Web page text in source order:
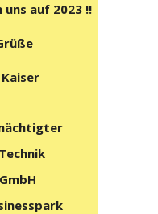
auf 2023 !!
Kaiser